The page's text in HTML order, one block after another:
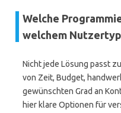
Welche
welchem
Nicht jede Lösung passt
von Zeit, Budget,
gewünschten Grad an
hier klare Optionen für